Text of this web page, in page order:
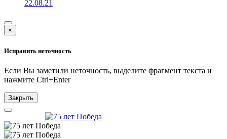
22.08.21
×
Исправить неточность
Если Вы заметили неточность, выделите фрагмент текста и
нажмите Ctrl+Enter
Закрыть